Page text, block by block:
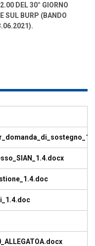
DEL 30° GIORNO
SUL BURP (BANDO